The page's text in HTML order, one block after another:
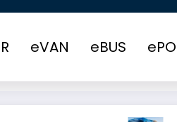
eVAN eBUS
Daimler Trucks